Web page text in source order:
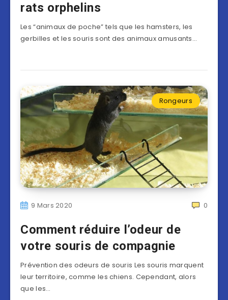
rats orphelins
Les “animaux de poche” tels que les hamsters, les
gerbilles et les souris sont des animaux amusants…
Rongeurs
9 Mars 2020 0
Comment réduire l’odeur de
votre souris de compagnie
Prévention des odeurs de souris Les souris marquent
leur territoire, comme les chiens. Cependant, alors
que les…